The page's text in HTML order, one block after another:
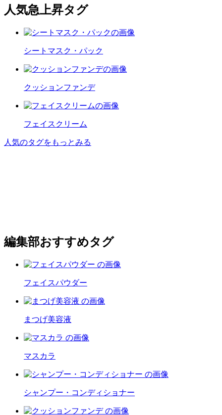
人気急上昇タグ
シートマスク・パック
クッションファンデ
フェイスクリーム
人気のタグをもっとみる
編集部おすすめタグ
フェイスパウダー
まつげ美容液
マスカラ
シャンプー・コンディショナー